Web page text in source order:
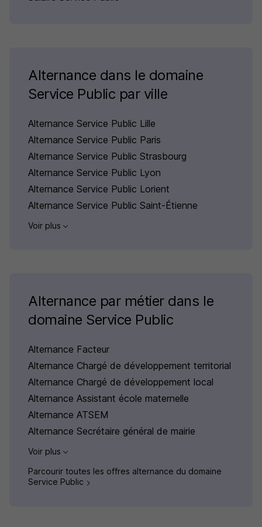
Alternance dans le domaine
Service Public par ville
Alternance Service Public Lille
Alternance Service Public Paris
Alternance Service Public Strasbourg
Alternance Service Public Lyon
Alternance Service Public Lorient
Alternance Service Public Saint-Étienne
Voir plus
Alternance par métier dans le
domaine Service Public
Alternance Facteur
Alternance Chargé de développement territorial
Alternance Chargé de développement local
Alternance Assistant école maternelle
Alternance ATSEM
Alternance Secrétaire général de mairie
Voir plus
Parcourir toutes les offres alternance du domaine
Service Public